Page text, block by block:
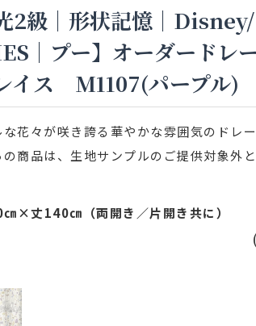
光2級｜形状記憶｜
｜プー】オーダード
イス M1107(パープル)
花々が咲き誇る華やかな雰囲気のドレー
商品は、生地サンプルのご提供対象外と
×丈140㎝（両開き／片開き共に）